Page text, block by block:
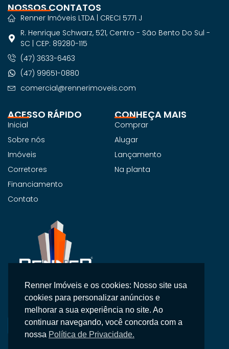
Na Renner Imobiliária, não vendemos apenas imóveis,
entregamos segurança, confiança e um atendimento
personalizado.
ACESSO RÁPIDO
Inicial
Sobre nós
Imóveis
Corretores
Financiamento
Contato
CONHEÇA MAIS
Comprar
Alugar
Lançamento
Na planta
NOSSOS CONTATOS
Renner Imóveis LTDA | CRECI 5771 J
R. Henrique Schwarz, 521, Centro - São Bento Do Sul -
SC | CEP: 89280-115
(47) 3633-6463
(47) 99651-0880
comercial@rennerimoveis.com
Renner Imóveis e os cookies: Nosso site usa
cookies para personalizar anúncios e
melhorar a sua experiência no site. Ao
continuar navegando, você concorda com a
nossa Política de Privacidade.